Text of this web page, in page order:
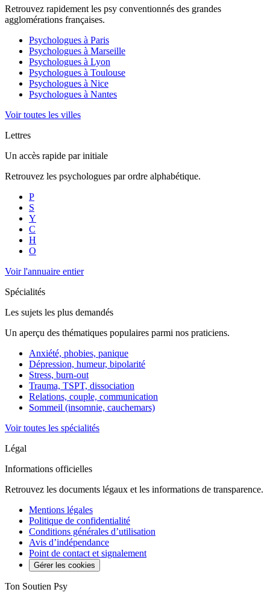
Retrouvez rapidement les psy conventionnés des grandes
agglomérations françaises.
Psychologues à Paris
Psychologues à Marseille
Psychologues à Lyon
Psychologues à Toulouse
Psychologues à Nice
Psychologues à Nantes
Voir toutes les villes
Lettres
Un accès rapide par initiale
Retrouvez les psychologues par ordre alphabétique.
P
S
Y
C
H
O
Voir l'annuaire entier
Spécialités
Les sujets les plus demandés
Un aperçu des thématiques populaires parmi nos praticiens.
Anxiété, phobies, panique
Dépression, humeur, bipolarité
Stress, burn-out
Trauma, TSPT, dissociation
Relations, couple, communication
Sommeil (insomnie, cauchemars)
Voir toutes les spécialités
Légal
Informations officielles
Retrouvez les documents légaux et les informations de transparence.
Mentions légales
Politique de confidentialité
Conditions générales d’utilisation
Avis d’indépendance
Point de contact et signalement
Gérer les cookies
Ton Soutien Psy